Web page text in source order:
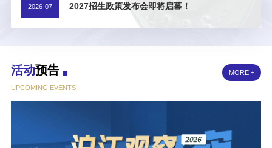
2026-07
2027招生政策发布会即将启幕！
活动预告
UPCOMING EVENTS
MORE +